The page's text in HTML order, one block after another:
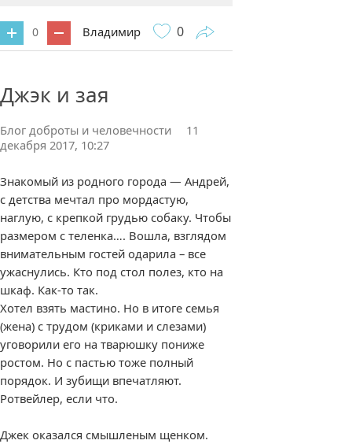
0 Владимир
0
Джэк и зая
Блог доброты и человечности
11
декабря 2017, 10:27
Знакомый из родного города — Андрей,
с детства мечтал про мордастую,
наглую, с крепкой грудью собаку. Чтобы
размером с теленка…. Вошла, взглядом
внимательным гостей одарила – все
ужаснулись. Кто под стол полез, кто на
шкаф. Как-то так.
Хотел взять мастино. Но в итоге семья
(жена) с трудом (криками и слезами)
уговорили его на тварюшку пониже
ростом. Но с пастью тоже полный
порядок. И зубищи впечатляют.
Ротвейлер, если что.
Джек оказался смышленым щенком.